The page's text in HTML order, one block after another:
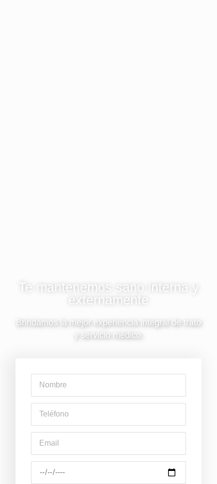
Te mantenemos sano interna y
externamente
Brindamos la mejor experiencia integral de trato
y servicio médico.